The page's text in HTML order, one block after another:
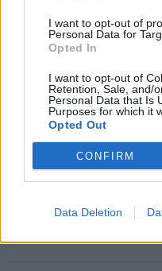
I want to opt-out of
Personal Data for
Opted In
I want to opt-out of
Retention, Sale, and/
Personal Data that Is
Purposes for which it
Opted Out
CONFIRM
Data Deletion
me.https://
NG/register-
Sign up to get
Your article
more related